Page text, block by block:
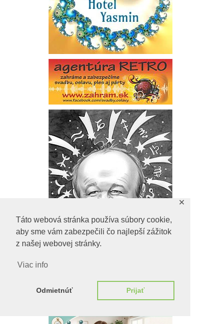
Táto webová stránka používa súbory cookie,
aby sme vám zabezpečili čo najlepší zážitok
z našej webovej stránky.
Viac info
Odmietnúť Prijať
✕